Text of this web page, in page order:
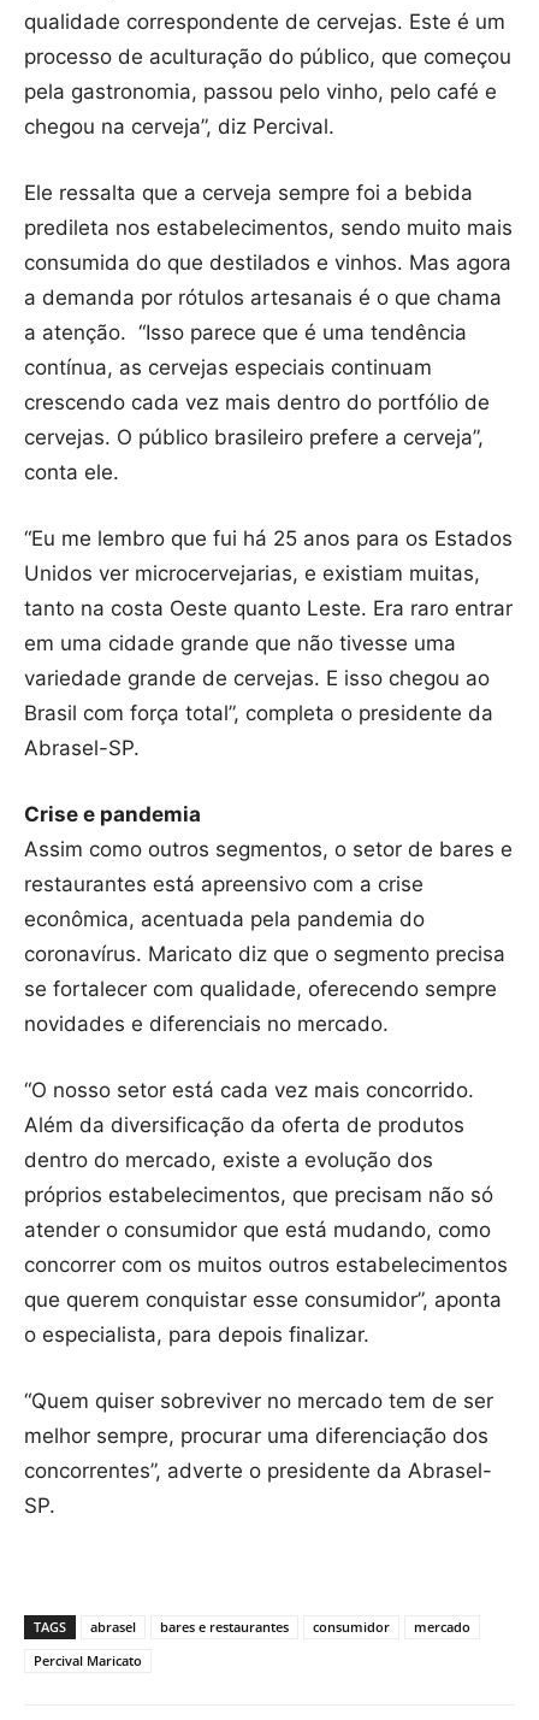
qualidade correspondente de cervejas. Este é um
processo de aculturação do público, que começou
pela gastronomia, passou pelo vinho, pelo café e
chegou na cerveja”, diz Percival.
Ele ressalta que a cerveja sempre foi a bebida
predileta nos estabelecimentos, sendo muito mais
consumida do que destilados e vinhos. Mas agora
a demanda por rótulos artesanais é o que chama
a atenção. “Isso parece que é uma tendência
contínua, as cervejas especiais continuam
crescendo cada vez mais dentro do portfólio de
cervejas. O público brasileiro prefere a cerveja”,
conta ele.
“Eu me lembro que fui há 25 anos para os Estados
Unidos ver microcervejarias, e existiam muitas,
tanto na costa Oeste quanto Leste. Era raro entrar
em uma cidade grande que não tivesse uma
variedade grande de cervejas. E isso chegou ao
Brasil com força total”, completa o presidente da
Abrasel-SP.
Crise e pandemia
Assim como outros segmentos, o setor de bares e
restaurantes está apreensivo com a crise
econômica, acentuada pela pandemia do
coronavírus. Maricato diz que o segmento precisa
se fortalecer com qualidade, oferecendo sempre
novidades e diferenciais no mercado.
“O nosso setor está cada vez mais concorrido.
Além da diversificação da oferta de produtos
dentro do mercado, existe a evolução dos
próprios estabelecimentos, que precisam não só
atender o consumidor que está mudando, como
concorrer com os muitos outros estabelecimentos
que querem conquistar esse consumidor”, aponta
o especialista, para depois finalizar.
“Quem quiser sobreviver no mercado tem de ser
melhor sempre, procurar uma diferenciação dos
concorrentes”, adverte o presidente da Abrasel-
SP.
TAGS abrasel bares e restaurantes consumidor
mercado
Percival Maricato